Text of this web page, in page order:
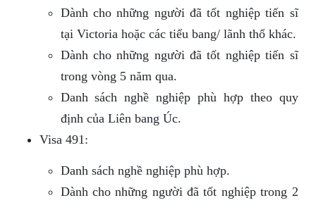
Dành cho những người đã tốt nghiệp tiến sĩ
tại Victoria hoặc các tiểu bang/ lãnh thổ khác.
Dành cho những người đã tốt nghiệp tiến sĩ
trong vòng 5 năm qua.
Danh sách nghề nghiệp phù hợp theo quy
định của Liên bang Úc.
Visa 491:
Danh sách nghề nghiệp phù hợp.
Dành cho những người đã tốt nghiệp trong 2